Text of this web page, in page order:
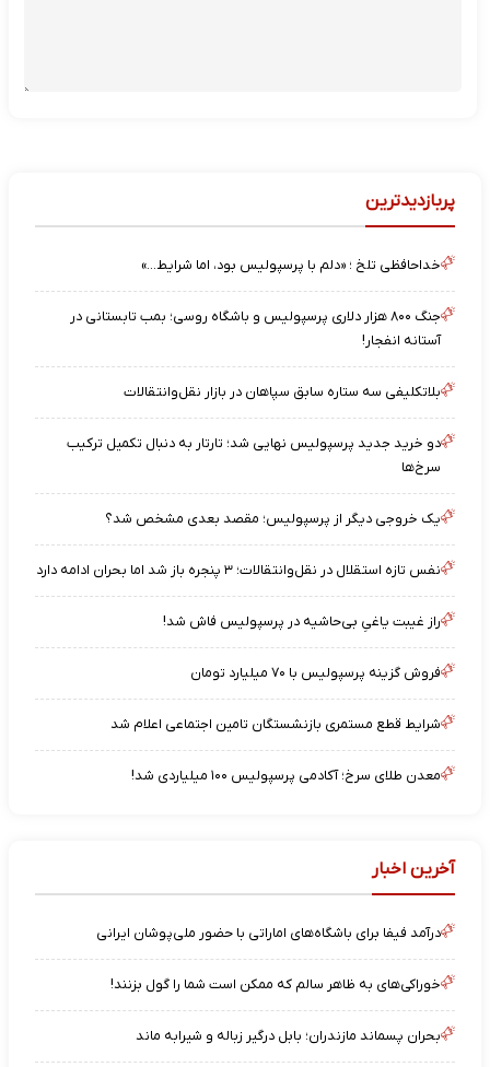
پربازدیدترین
خداحافظی تلخ ؛ «دلم با پرسپولیس بود، اما شرایط…»
جنگ ۸۰۰ هزار دلاری پرسپولیس و باشگاه روسی؛ بمب تابستانی در
آستانه انفجار!
بلاتکلیفی سه ستاره سابق سپاهان در بازار نقل‌وانتقالات
دو خرید جدید پرسپولیس نهایی شد؛ تارتار به دنبال تکمیل ترکیب
سرخ‌ها
یک خروجی دیگر از پرسپولیس؛ مقصد بعدی مشخص شد؟
نفس تازه استقلال در نقل‌وانتقالات؛ ۳ پنجره باز شد اما بحران ادامه دارد
راز غیبت یاغیِ بی‌حاشیه در پرسپولیس فاش شد!
فروش گزینه پرسپولیس با ۷۰ میلیارد تومان
شرایط قطع مستمری بازنشستگان تامین اجتماعی اعلام شد
معدن طلای سرخ؛ آکادمی پرسپولیس ۱۰۰ میلیاردی شد!
آخرین اخبار
درآمد فیفا برای باشگاه‌های اماراتی با حضور ملی‌پوشان ایرانی
خوراکی‌های به ظاهر سالم که ممکن است شما را گول بزنند!
بحران پسماند مازندران؛ بابل درگیر زباله و شیرابه ماند